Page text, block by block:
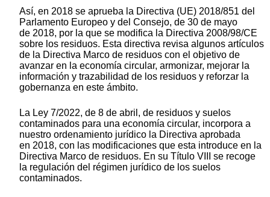
Así, en 2018 se aprueba la Directiva (UE) 2018/851 del
Parlamento Europeo y del Consejo, de 30 de mayo
de 2018, por la que se modifica la Directiva 2008/98/CE
sobre los residuos. Esta directiva revisa algunos artículos
de la Directiva Marco de residuos con el objetivo de
avanzar en la economía circular, armonizar, mejorar la
información y trazabilidad de los residuos y reforzar la
gobernanza en este ámbito.
La Ley 7/2022, de 8 de abril, de residuos y suelos
contaminados para una economía circular, incorpora a
nuestro ordenamiento jurídico la Directiva aprobada
en 2018, con las modificaciones que esta introduce en la
Directiva Marco de residuos. En su Título VIII se recoge
la regulación del régimen jurídico de los suelos
contaminados.